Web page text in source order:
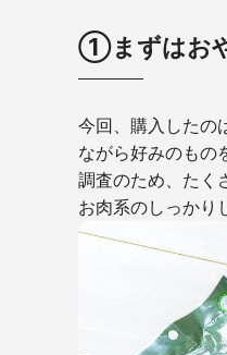
①まずはお
今回、購入したの
ながら好みのもの
調査のため、たく
お肉系のしっかり